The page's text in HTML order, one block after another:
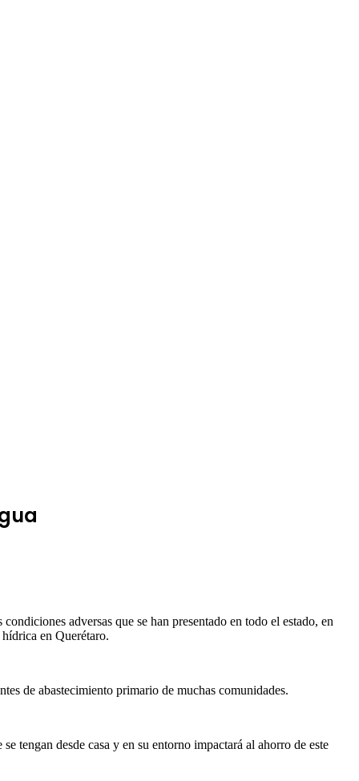
adversas que se han presentado en todo el estado, en
en Querétaro.
de abastecimiento primario de muchas comunidades.
tengan desde casa y en su entorno impactará al ahorro de este